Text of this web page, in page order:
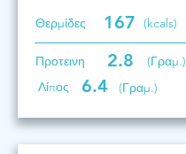
Θερμίδες 167 (kcals)
Προτεινη 2.8
(Γραμ.)
Λίπος
6.4 (Γραμ.)